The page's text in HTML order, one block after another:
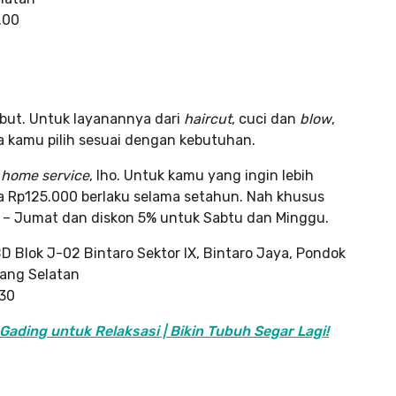
Untuk layanannya dari haircut, cuci dan blow,
kamu pilih sesuai dengan kebutuhan.
service, lho. Untuk kamu yang ingin lebih
Rp125.000 berlaku selama setahun. Nah khusus
Jumat dan diskon 5% untuk Sabtu dan Minggu.
Blok J-02 Bintaro Sektor IX, Bintaro Jaya, Pondok
Selatan
untuk Relaksasi | Bikin Tubuh Segar Lagi!